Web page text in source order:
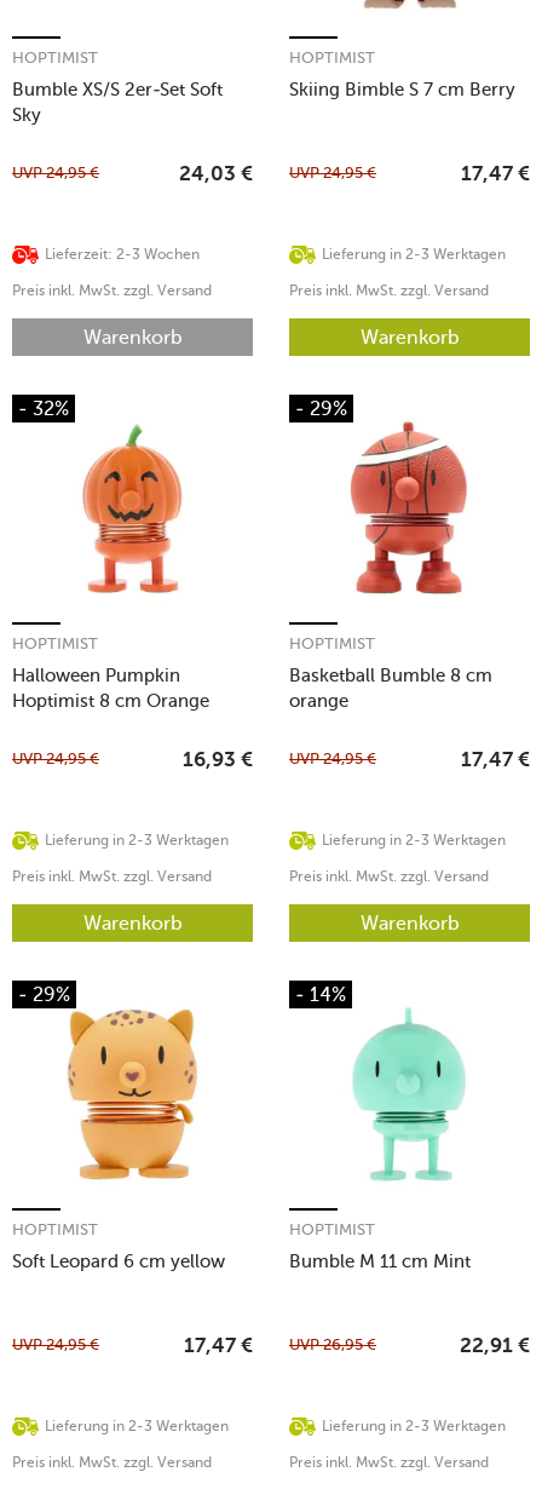
Bumble XS/S 2er-Set Soft
Sky
HOPTIMIST
Lieferzeit: 2-3 Wochen
UVP24,95 € 24,03 €
Preis inkl. MwSt. zzgl. Versand
Warenkorb
Skiing Bimble S 7 cm Berry
HOPTIMIST
Lieferung in 2-3 Werktagen
UVP24,95 € 17,47 €
Preis inkl. MwSt. zzgl. Versand
Warenkorb
- 32%
Halloween Pumpkin
Hoptimist 8 cm Orange
HOPTIMIST
Lieferung in 2-3 Werktagen
UVP24,95 € 16,93 €
Preis inkl. MwSt. zzgl. Versand
Warenkorb
- 29%
Basketball Bumble 8 cm
orange
HOPTIMIST
Lieferung in 2-3 Werktagen
UVP24,95 € 17,47 €
Preis inkl. MwSt. zzgl. Versand
Warenkorb
- 29%
Soft Leopard 6 cm yellow
HOPTIMIST
Lieferung in 2-3 Werktagen
UVP24,95 € 17,47 €
Preis inkl. MwSt. zzgl. Versand
- 14%
Bumble M 11 cm Mint
HOPTIMIST
Lieferung in 2-3 Werktagen
UVP26,95 € 22,91 €
Preis inkl. MwSt. zzgl. Versand